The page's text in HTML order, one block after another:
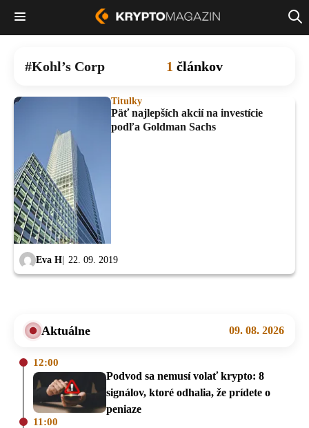
Kohl’s Corp 1 článkov
Titulky
Päť najlepších akcií na investície
podľa Goldman Sachs
Eva H 22. 09. 2019
Aktuálne 09. 08. 2026
12:00
Podvod sa nemusí volať krypto: 8
signálov, ktoré odhalia, že prídete o
peniaze
11:00